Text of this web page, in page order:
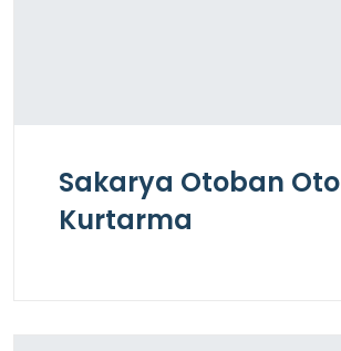
Sakarya Otoban Oto
Kurtarma